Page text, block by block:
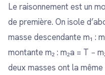
Le raisonnement est un
de première. On isole
masse descendante m₁ :
montante m₂ : m₂a = T −
deux masses ont la